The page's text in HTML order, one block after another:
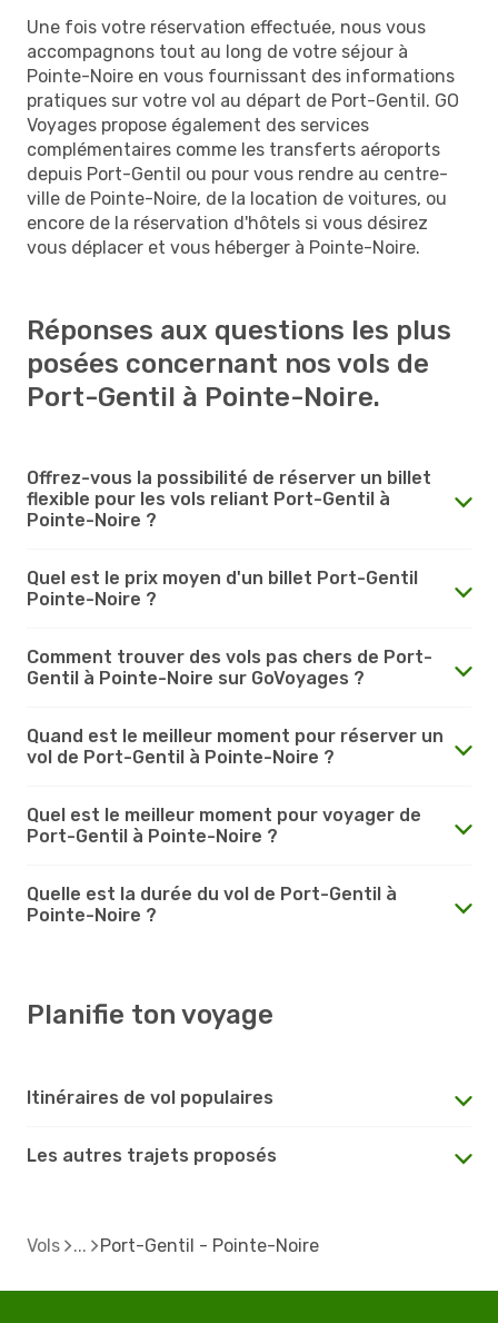
Une fois votre réservation effectuée, nous vous
accompagnons tout au long de votre séjour à
Pointe-Noire en vous fournissant des informations
pratiques sur votre vol au départ de Port-Gentil. GO
Voyages propose également des services
complémentaires comme les transferts aéroports
depuis Port-Gentil ou pour vous rendre au centre-
ville de Pointe-Noire, de la location de voitures, ou
encore de la réservation d'hôtels si vous désirez
vous déplacer et vous héberger à Pointe-Noire.
Réponses aux questions les plus
posées concernant nos vols de
Port-Gentil à Pointe-Noire.
Offrez-vous la possibilité de réserver un billet
flexible pour les vols reliant Port-Gentil à
Pointe-Noire ?
Quel est le prix moyen d'un billet Port-Gentil
Pointe-Noire ?
Comment trouver des vols pas chers de Port-
Gentil à Pointe-Noire sur GoVoyages ?
Quand est le meilleur moment pour réserver un
vol de Port-Gentil à Pointe-Noire ?
Quel est le meilleur moment pour voyager de
Port-Gentil à Pointe-Noire ?
Quelle est la durée du vol de Port-Gentil à
Pointe-Noire ?
Planifie ton voyage
Itinéraires de vol populaires
Les autres trajets proposés
Vols Port-Gentil - Pointe-Noire